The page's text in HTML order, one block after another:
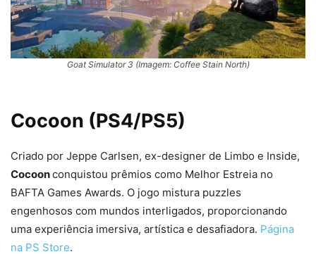
Goat Simulator 3 (Imagem: Coffee Stain North)
Cocoon (PS4/PS5)
Criado por Jeppe Carlsen, ex-designer de Limbo e Inside,
Cocoonconquistou prêmios como Melhor Estreia no
BAFTA Games Awards. O jogo mistura puzzles
engenhosos com mundos interligados, proporcionando
uma experiência imersiva, artística e desafiadora. Página
na PS Store.